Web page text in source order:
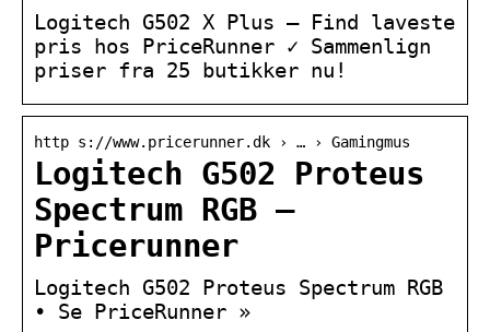
Logitech G502 X Plus – Find laveste
pris hos PriceRunner ✓ Sammenlign
priser fra 25 butikker nu!
http s://www.pricerunner.dk › … › Gamingmus
Logitech G502 Proteus
Spectrum RGB –
Pricerunner
Logitech G502 Proteus Spectrum RGB
• Se PriceRunner »